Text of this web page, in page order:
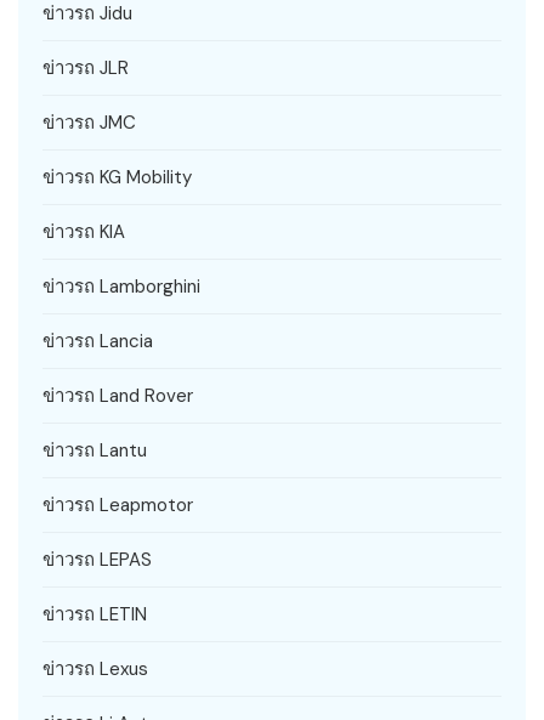
ข่าวรถ Jidu
ข่าวรถ JLR
ข่าวรถ JMC
ข่าวรถ KG Mobility
ข่าวรถ KIA
ข่าวรถ Lamborghini
ข่าวรถ Lancia
ข่าวรถ Land Rover
ข่าวรถ Lantu
ข่าวรถ Leapmotor
ข่าวรถ LEPAS
ข่าวรถ LETIN
ข่าวรถ Lexus